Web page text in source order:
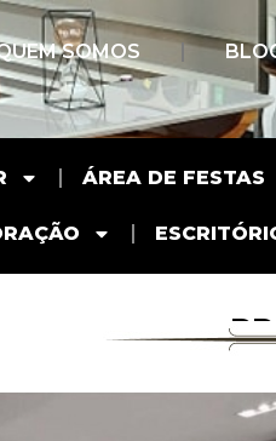
SOMOS
ÁREA DE FESTAS